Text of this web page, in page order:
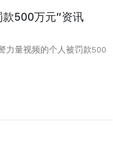
款500万元”资讯
力量视频的个人被罚款500